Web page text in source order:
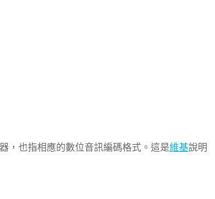
，也指相應的數位音訊編碼格式。這是維基說明